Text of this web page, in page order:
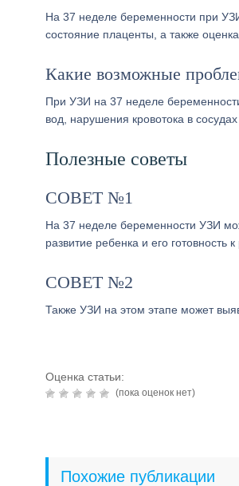
На 37 неделе беременности при
состояние плаценты, а также
Какие возможные
При УЗИ на 37 неделе
вод, нарушения кровотока в
Полезные советы
СОВЕТ №1
На 37 неделе беременности УЗИ
развитие ребенка и его готовность к
СОВЕТ №2
Также УЗИ на этом этапе может
Оценка статьи:
(пока оценок нет)
Похожие публикации